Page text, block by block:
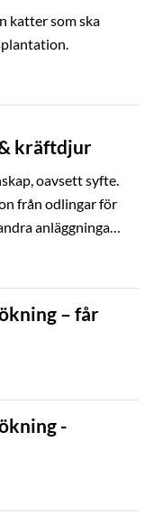
katter som ska
kräftdjur
oavsett syfte.
från odlingar för
anläggningar
– får
-